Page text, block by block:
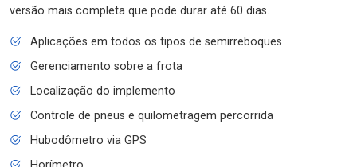
versão mais completa que pode durar até 60 dias.
Aplicações em todos os tipos de semirreboques
Gerenciamento sobre a frota
Localização do implemento
Controle de pneus e quilometragem percorrida
Hubodômetro via GPS